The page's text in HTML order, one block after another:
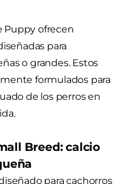
Puppy ofrecen
para
o grandes. Estos
formulados para
de los perros en
Breed: calcio
para cachorros